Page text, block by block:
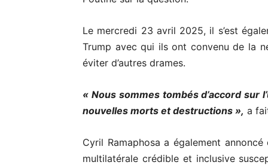
Le mercredi 23 avril 2025, il s’est
Trump avec qui ils ont convenu de la
éviter d’autres drames.
« Nous sommes tombés d’accord sur
nouvelles morts et destructions », a
Cyril Ramaphosa a également
multilatérale crédible et inclusive